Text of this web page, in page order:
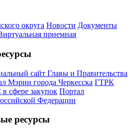
округа Новости Документы
приемная
сайт Главы и Правительства
Мэрии города Черкесска ГТРК
сфере закупок Портал
Федерации
ресурсы